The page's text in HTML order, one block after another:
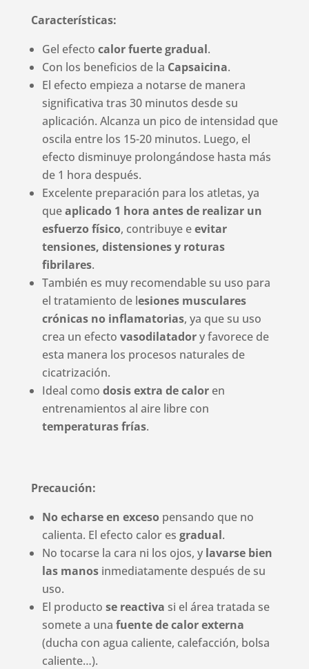
Características:
Gel efecto calor fuerte gradual.
Con los beneficios de la Capsaicina.
El efecto empieza a notarse de manera
significativa tras 30 minutos desde su
aplicación. Alcanza un pico de intensidad que
oscila entre los 15-20 minutos. Luego, el
efecto disminuye prolongándose hasta más
de 1 hora después.
Excelente preparación para los atletas, ya
queaplicado 1 hora antes de realizar un
esfuerzo físico, contribuye eevitar
tensiones, distensiones y roturas
fibrilares.
También es muy recomendable su uso para
el tratamiento de lesiones musculares
crónicas no inflamatorias, ya que su uso
crea un efecto vasodilatadory favorece de
esta manera los procesos naturales de
cicatrización.
Ideal como dosis extra de caloren
entrenamientos al aire libre con
temperaturas frías.
Precaución:
No echarse en excesopensando que no
calienta. El efecto calor es gradual.
No tocarse la cara ni los ojos, y lavarse bien
las manosinmediatamente después de su
uso.
El producto se reactiva si el área tratada se
somete a una fuente de calor externa
(ducha con agua caliente, calefacción, bolsa
caliente…).